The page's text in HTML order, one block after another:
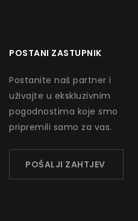
POSTANI ZASTUPNIK
Postanite naš partner i
uživajte u ekskluzivnim
pogodnostima koje smo
pripremili samo za vas.
POŠALJI ZAHTJEV